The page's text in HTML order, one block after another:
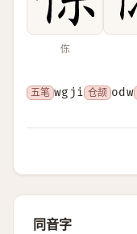
㑈
五笔 wgji 仓颉 odw
同音字